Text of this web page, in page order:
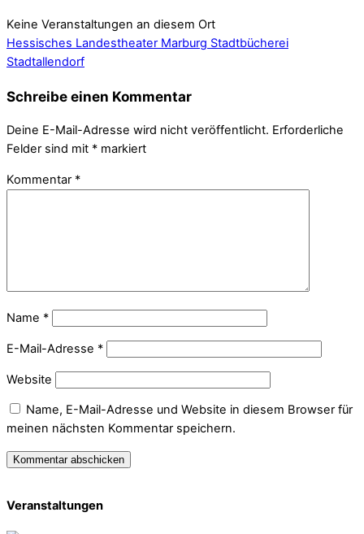
Keine Veranstaltungen an diesem Ort
Hessisches Landestheater Marburg Stadtbücherei
Stadtallendorf
Schreibe einen Kommentar
Deine E-Mail-Adresse wird nicht veröffentlicht. Erforderliche
Felder sind mit * markiert
Kommentar *
Name *
E-Mail-Adresse *
Website
Name, E-Mail-Adresse und Website in diesem Browser für
meinen nächsten Kommentar speichern.
Veranstaltungen